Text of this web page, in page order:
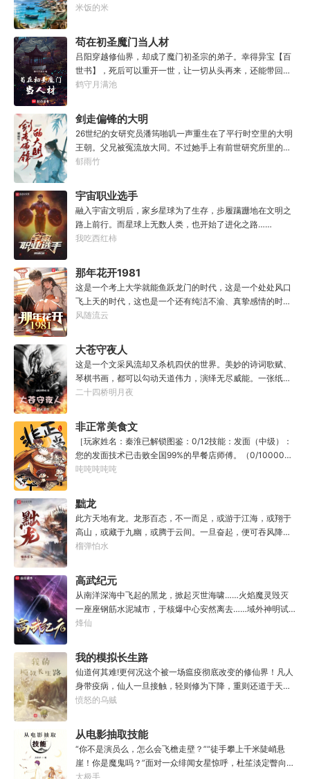
经不是年轻时候的他了。混账了半辈子，这回他想好好来过
他也没什么大理想大志向，只想挽回遗憾，跟老婆好好过日
子，一家子平安喜乐就好。
米饭的米
苟在初圣魔门当人材
吕阳穿越修仙界，却成了魔门初圣宗的弟子。幸得异宝【百
世书】，死后可以重开一世，让一切从头再来，还能带回前
世的宝物，修为，寿命，甚至觉醒特殊的天赋。奈何次数有
定先在魔门苟住，一世世苦修，不成仙不出山，奈何魔门凶
险异常，遍地都是人材。第一世，吕阳惨遭师姐暗算。第二
世，好不容易反杀师姐，又遭师兄毒手。第三世，第四
世……直到百世之后，再回首，吕阳才发现自己已经成为了
一代魔道巨擘，初圣宗里最畜生的那一个。“魔门个个都是人
鹤守月满池
剑走偏锋的大明
26世纪的女研究员潘筠啪叽一声重生在了平行时空里的大明
王朝。父兄被冤流放大同。不过她手上有前世研究所里的镇
馆神器——灵境！为救家人，潘筠化身道观小道士，仗剑提
度牒。潘筠大剑拍上去：闭嘴，信不信扣你鱼仔。
郁雨竹
宇宙职业选手
融入宇宙文明后，家乡星球为了生存，步履蹒跚地在文明之
路上前行。而星球上无数人类，也开始了进化之路……
我吃西红柿
那年花开1981
这是一个考上大学就能鱼跃龙门的时代，这是一个处处风口
飞上天的时代，这也是一个还有纯洁不渝、真挚感情的时
代；只不过李野刚刚来到这个时代，却被劝着放弃高考进厂
冲刺型选手会考不上？那岂不是辜负了那么多年体育老师的
教导？”
风随流云
大苍守夜人
这是一个文采风流却又杀机四伏的世界。美妙的诗词歌赋、
琴棋书画，都可以勾动天道伟力，演绎无尽威能。一张纸可
封万载凶谷，一滴墨可将三千里海域化为永夜。林苏进入这
人毕生难以触摸的天花板，敢与诸子百家圣人争道。精智
计，察人心，演绎兵法三十六计，弹指间可换一国之君。不
知者谓他情种，知他者，言他为真性情。
二十四桥明月夜
非正常美食文
［玩家姓名：秦淮已解锁图鉴：0/12技能：发面（中级）：
您的发面技术已击败全国99%的早餐店师傅。（0/10000）
调馅（高级）：您的调馅水平已击败全国100%的早餐店师
的那一刻，美食文主角迎来了他加载成功的系统。秦淮：美
食文，早说呀，这个他熟！后来——秦淮发现这好像不是个
单纯的美食文系统。好像还加了些奇奇怪怪的东西。连带着
他看邻居、朋友、客人、员工都不太像人……不过没事。遇
事不决，先吃一口！.游戏说明：1.本游戏自由度极高，请玩
力解锁图鉴。3.一切解释归游戏所有。
吨吨吨吨吨
黜龙
此方天地有龙。龙形百态，不一而足，或游于江海，或翔于
高山，或藏于九幽，或腾于云间。一旦奋起，便可吞风降
雪，引江划河，落雷喷火，分山避海。此处人间也有龙。人
之志。一时机发，便可翻云覆雨，决势分野，定鼎问道，证
位成龙。作为一个迷路的穿越者，张行一开始也想成龙，但
后来，他发现这个行当卷的太厉害了，就决定改行，去黜落
群龙。所谓行尽天下路，使天地处处通，黜遍天下龙，使世
间人人可为龙。
榴弹怕水
高武纪元
从南洋深海中飞起的黑龙，掀起灭世海啸……火焰魔灵毁灭
一座座钢筋水泥城市，于核爆中心安然离去……域外神明试
图统治整片星海……这是人类科技高度发达的未来世界。也
源，心怀能观想星海的奇异神宫，在这个世界艰难前行。多
年以后。“我现在的飞行速度是122682米/每秒，力量爆发
是……”李源在距蓝星表层约180公里的大气层中极速飞行，
冰冷眸子盯着昏暗虚空尽头那条形似神话传说中神龙的庞然
大物：“你，应该是所有入侵半神生命体中最强的一个
烽仙
我的模拟长生路
仙道何其难!更何况这个被一场瘟疫彻底改变的修仙界！凡人
身带疫病，仙人一旦接触，轻则修为下降，重则还道于天，
于是仙凡永隔；仙法不可同修，整个修仙界成为了一个巨大
凡尘中打滚，蹉跎一生。好在临终之时终于觉醒异宝，能够
化真为假，将真实的人生转为黄粱一梦，重回刚穿越之时！
于是，李凡开始了他的漫漫长生路！第二世，李凡历时五十
载终权倾天下，但却遍寻世间而不见仙踪。只在人生的末尾
愤怒的乌贼
从电影抽取技能
“你不是演员么，怎么会飞檐走壁？”“徒手攀上千米陡峭悬
崖！你是魔鬼吗？”面对一众绯闻女星惊呼，杜笙淡定瞥向从
影片中获得的绝技：【龙象般若功（紫）：十龙十象之力，
太极手